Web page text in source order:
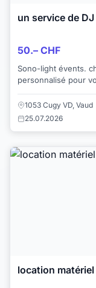
un service de
50.– CHF
Sono-light évents. ch vous propose un service de DJ
personnalisé pour
1053 Cugy VD, Vaud
25.07.2026
location